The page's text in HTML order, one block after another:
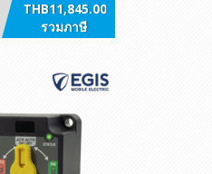
THB11,845.00
รวมภาษี